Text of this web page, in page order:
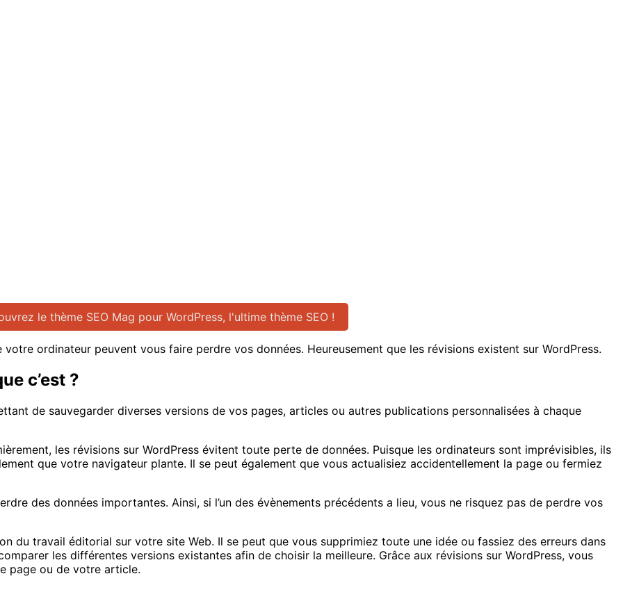
le thème SEO Mag pour WordPress, l'ultime thème SEO !
ordinateur peuvent vous faire perdre vos données. Heureusement que les révisions existent sur WordPress.
c’est ?
de sauvegarder diverses versions de vos pages, articles ou autres publications personnalisées à chaque
les révisions sur WordPress évitent toute perte de données. Puisque les ordinateurs sont imprévisibles, ils
que votre navigateur plante. Il se peut également que vous actualisiez accidentellement la page ou fermiez
des données importantes. Ainsi, si l’un des évènements précédents a lieu, vous ne risquez pas de perdre vos
du travail éditorial sur votre site Web. Il se peut que vous supprimiez toute une idée ou fassiez des erreurs dans
les différentes versions existantes afin de choisir la meilleure. Grâce aux révisions sur WordPress, vous
page ou de votre article.